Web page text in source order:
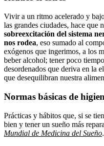
Vivir a un ritmo acelerado y
las grandes ciudades, hace que
sobreexcitación del sistema
nos rodea, eso sumado al
exógenos que ingerimos, a los
beber alcohol; tener poco
desordenados que deriva en la
que desequilibran nuestra
Normas básicas de
Prácticas y hábitos que, si se
bien y tener un sueño más
Mundial de Medicina del Sueño.